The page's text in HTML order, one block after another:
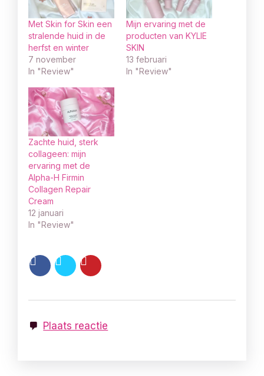
Met Skin for Skin een
stralende huid in de
herfst en winter
7 november
In "Review"
Mijn ervaring met de
producten van KYLIE
SKIN
13 februari
In "Review"
Zachte huid, sterk
collageen: mijn
ervaring met de
Alpha-H Firmin
Collagen Repair
Cream
12 januari
In "Review"
Plaats reactie